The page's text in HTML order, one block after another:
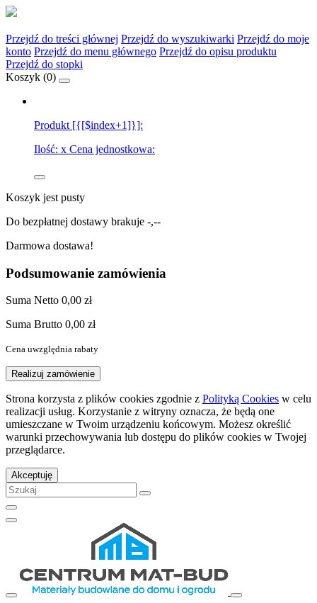
Przejdź do treści głównej Przejdź do wyszukiwarki Przejdź do moje
konto Przejdź do menu głównego Przejdź do opisu produktu
Przejdź do stopki
Koszyk (0)
Produkt [{[$index+1]}]:
Ilość: x Cena jednostkowa:
Koszyk jest pusty
Do bezpłatnej dostawy brakuje -,--
Darmowa dostawa!
Podsumowanie zamówienia
Suma Netto 0,00 zł
Suma Brutto 0,00 zł
Cena uwzględnia rabaty
Realizuj zamówienie
Strona korzysta z plików cookies zgodnie z Polityką Cookies w celu
realizacji usług. Korzystanie z witryny oznacza, że będą one
umieszczane w Twoim urządzeniu końcowym. Możesz określić
warunki przechowywania lub dostępu do plików cookies w Twojej
przeglądarce.
Akceptuję